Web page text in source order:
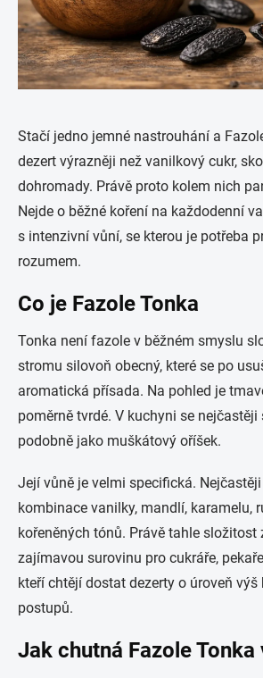
Stačí jedno jemné nastrouhání a
dezert výrazněji než vanilkový cukr,
dohromady. Právě proto kolem nich
Nejde o běžné koření na každodenní
s intenzivní vůní, se kterou je potřeba
rozumem.
Co je Fazole Tonka
Tonka není fazole v běžném smyslu
stromu silovoň obecný, které se po
aromatická přísada. Na pohled je
poměrně tvrdé. V kuchyni se
podobně jako muškátový oříšek.
Její vůně je velmi specifická.
kombinace vanilky, mandlí, karamelu,
kořeněných tónů. Právě tahle složitost
zajímavou surovinu pro cukráře,
kteří chtějí dostat dezerty o úroveň výš
postupů.
Jak chutná Fazole Tonka